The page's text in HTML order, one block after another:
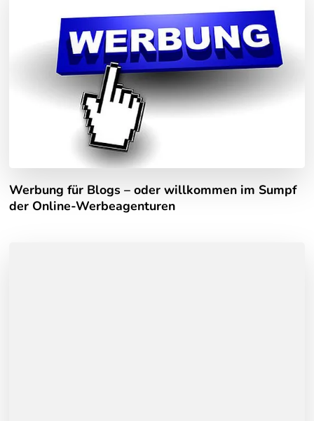
Werbung für Blogs – oder willkommen im Sumpf
der Online-Werbeagenturen